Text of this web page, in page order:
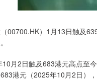
00700.HK）1月13日触及
10月2日触及683港元高点至
港元（2025年10月2日）
深证成指 14110.12